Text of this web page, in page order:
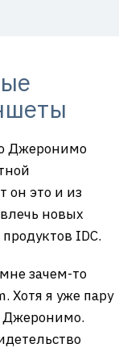
Джеронимо
он это и из
новых
IDC.
зачем-то
Хотя я уже пару
Джеронимо.